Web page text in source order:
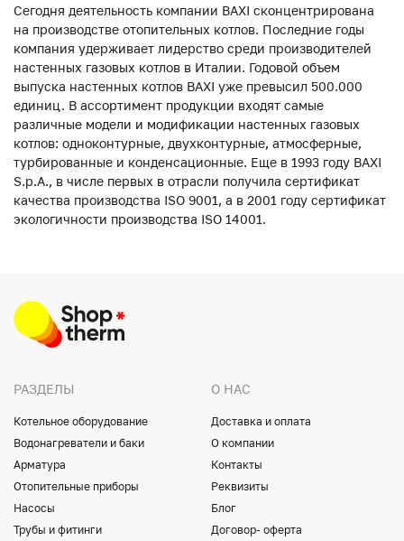
Сегодня деятельность компании BAXI сконцентрирована
на производстве отопительных котлов. Последние годы
компания удерживает лидерство среди производителей
настенных газовых котлов в Италии. Годовой объем
выпуска настенных котлов BAXI уже превысил 500.000
единиц. В ассортимент продукции входят самые
различные модели и модификации настенных газовых
котлов: одноконтурные, двухконтурные, атмосферные,
турбированные и конденсационные. Еще в 1993 году BAXI
S.p.A., в числе первых в отрасли получила сертификат
качества производства ISO 9001, а в 2001 году сертификат
экологичности производства ISO 14001.
РАЗДЕЛЫ
Котельное оборудование
Водонагреватели и баки
Арматура
Отопительные приборы
Насосы
Трубы и фитинги
О НАС
Доставка и оплата
О компании
Контакты
Реквизиты
Блог
Договор- оферта